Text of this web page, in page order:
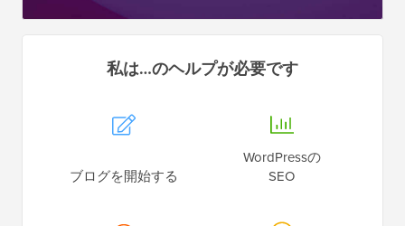
私は…のヘルプが必要です
ブログを開始する
WordPressの
SEO